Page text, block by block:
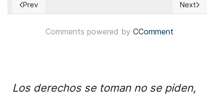
Previous article: EUA: Donald Trump conmuta sentencia de
Prev Next
Next
Comments powered by CComment
Los derechos se toman no se piden,